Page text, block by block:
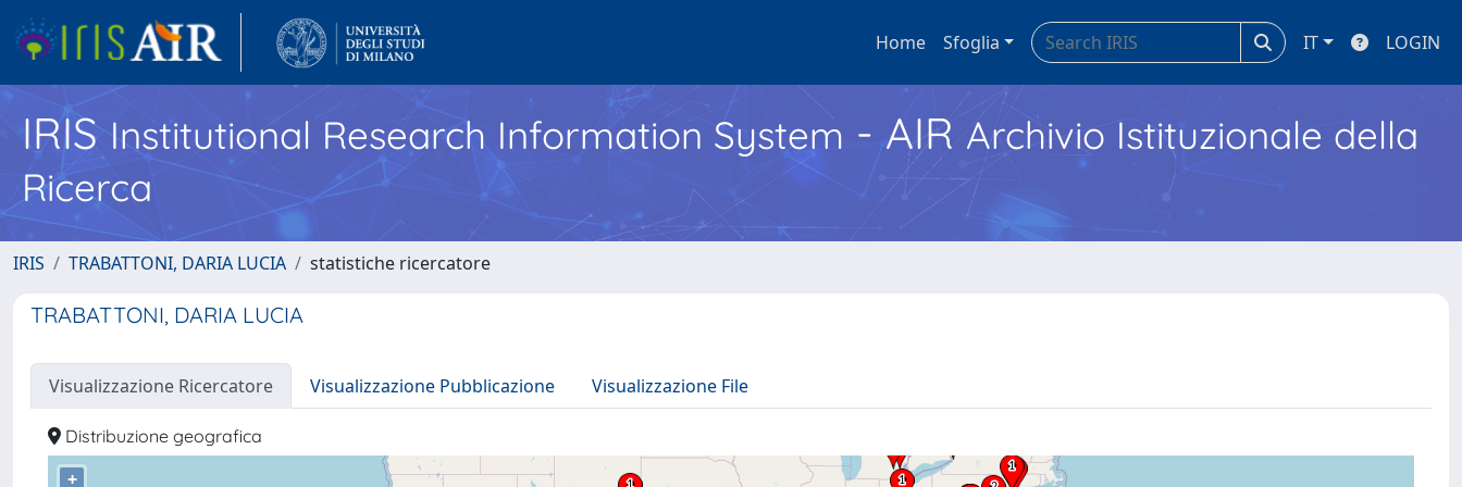
Home Sfoglia IT LOGIN
IRISInstitutional Research Information System - AIR Archivio Istituzionale della
Ricerca
IRIS TRABATTONI, DARIA LUCIA statistiche ricercatore
TRABATTONI, DARIA LUCIA
Visualizzazione Ricercatore Visualizzazione Pubblicazione Visualizzazione File
Distribuzione geografica
+